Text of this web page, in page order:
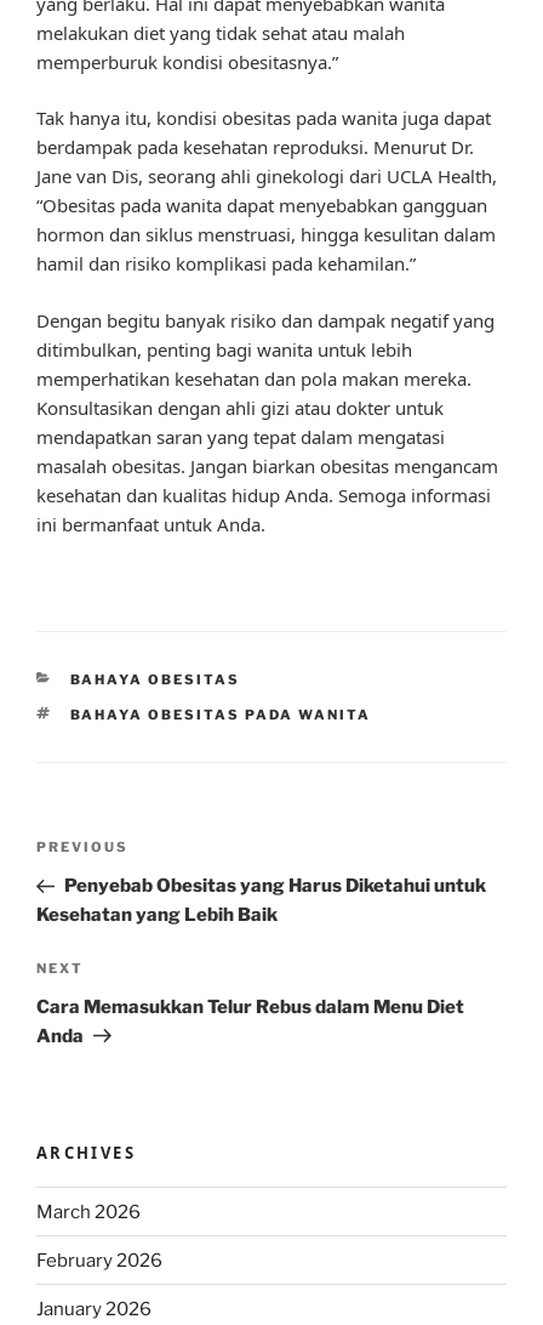
melakukan diet yang tidak sehat atau malah
memperburuk kondisi obesitasnya.”
Tak hanya itu, kondisi obesitas pada wanita juga dapat
berdampak pada kesehatan reproduksi. Menurut Dr.
Jane van Dis, seorang ahli ginekologi dari UCLA Health,
“Obesitas pada wanita dapat menyebabkan gangguan
hormon dan siklus menstruasi, hingga kesulitan dalam
hamil dan risiko komplikasi pada kehamilan.”
Dengan begitu banyak risiko dan dampak negatif yang
ditimbulkan, penting bagi wanita untuk lebih
memperhatikan kesehatan dan pola makan mereka.
Konsultasikan dengan ahli gizi atau dokter untuk
mendapatkan saran yang tepat dalam mengatasi
masalah obesitas. Jangan biarkan obesitas mengancam
kesehatan dan kualitas hidup Anda. Semoga informasi
ini bermanfaat untuk Anda.
CATEGORIES
BAHAYA OBESITAS
TAGS
BAHAYA OBESITAS PADA WANITA
Previous
Post
PREVIOUS
Penyebab Obesitas yang Harus Diketahui untuk
Kesehatan yang Lebih Baik
Next
Post
NEXT
Cara Memasukkan Telur Rebus dalam Menu Diet
Anda
ARCHIVES
March 2026
February 2026
January 2026